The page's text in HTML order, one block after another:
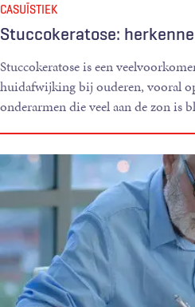
Stuccokeratose:
CASUÏSTIEK
Stuccokeratose is een
huidafwijking bij ouderen, vooral
onderarmen die veel aan de zon is